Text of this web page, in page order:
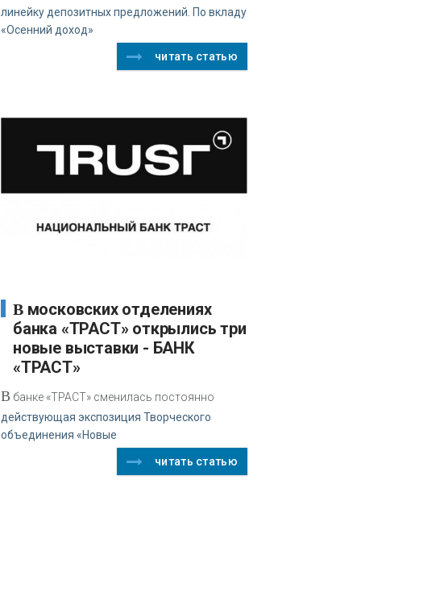
линейку депозитных предложений. По вкладу
«Осенний доход»
читать статью
В московских отделениях
банка «ТРАСТ» открылись три
новые выставки - БАНК
«ТРАСТ»
В банке «ТРАСТ» сменилась постоянно
действующая экспозиция Творческого
объединения «Новые
читать статью